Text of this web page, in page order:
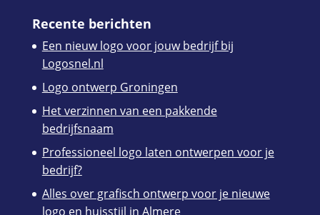
Recente berichten
Een nieuw logo voor jouw bedrijf bij
Logosnel.nl
Logo ontwerp Groningen
Het verzinnen van een pakkende
bedrijfsnaam
Professioneel logo laten ontwerpen voor je
bedrijf?
Alles over grafisch ontwerp voor je nieuwe
logo en huisstijl in Almere